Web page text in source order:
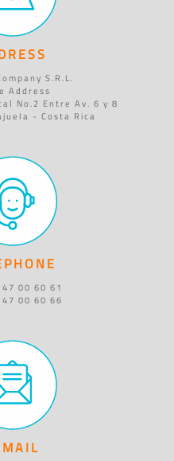
S.R.L.
Address
No.2 Entre Av. 6 y 8
- Costa Rica
00 60 61
00 60 66